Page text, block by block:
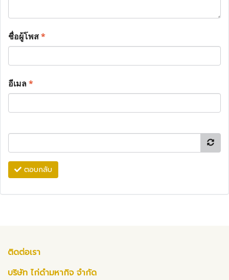
ชื่อผู้โพส*
อีเมล*
ตอบกลับ
ติดต่อเรา
บริษัท ไก่ดำมหากิจ จำกัด